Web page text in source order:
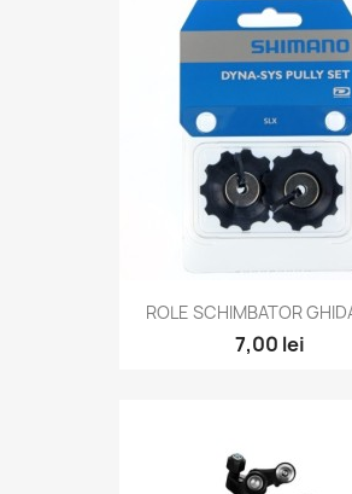
ROLE SCHIMBATOR
7,00 lei